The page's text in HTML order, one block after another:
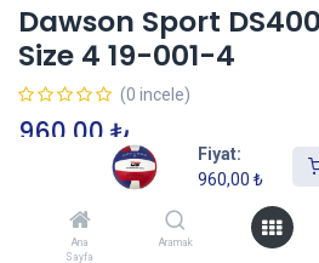
Fiyat:
960,00 ₺
Ana
Sayfa
Aramak
Dawson Sport
Size 4 19-001-4
(0 incele)
960,00 ₺
Sepete